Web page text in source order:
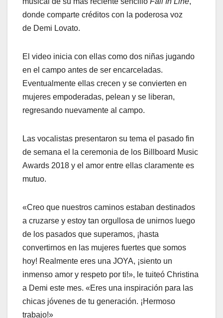
donde comparte créditos con la poderosa voz
de Demi Lovato.
El video inicia con ellas como dos niñas jugando
en el campo antes de ser encarceladas.
Eventualmente ellas crecen y se convierten en
mujeres empoderadas, pelean y se liberan,
regresando nuevamente al campo.
Las vocalistas presentaron su tema el pasado fin
de semana el la ceremonia de los Billboard Music
Awards 2018 y el amor entre ellas claramente es
mutuo.
«Creo que nuestros caminos estaban destinados
a cruzarse y estoy tan orgullosa de unirnos luego
de los pasados que superamos, ¡hasta
convertirnos en las mujeres fuertes que somos
hoy! Realmente eres una JOYA, ¡siento un
inmenso amor y respeto por ti!», le tuiteó Christina
a Demi este mes. «Eres una inspiración para las
chicas jóvenes de tu generación. ¡Hermoso
trabajo!»